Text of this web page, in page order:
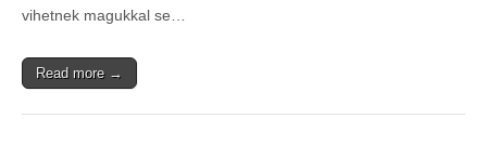
vihetnek magukkal se…
Read more →